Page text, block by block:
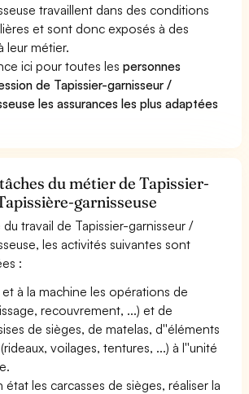
travaillent dans des conditions
et sont donc exposés à des
leur métier.
ici pour toutes lespersonnes
de Tapissier-garnisseur /
les assurances les plus adaptées
du métier de Tapissier-
garnisseuse
travail de Tapissier-garnisseur /
les activités suivantes sont
:
et à la machine les opérations de
recouvrement, ...) et de
de sièges, de matelas, d''éléments
voilages, tentures, ...) à l''unité
les carcasses de sièges, réaliser la